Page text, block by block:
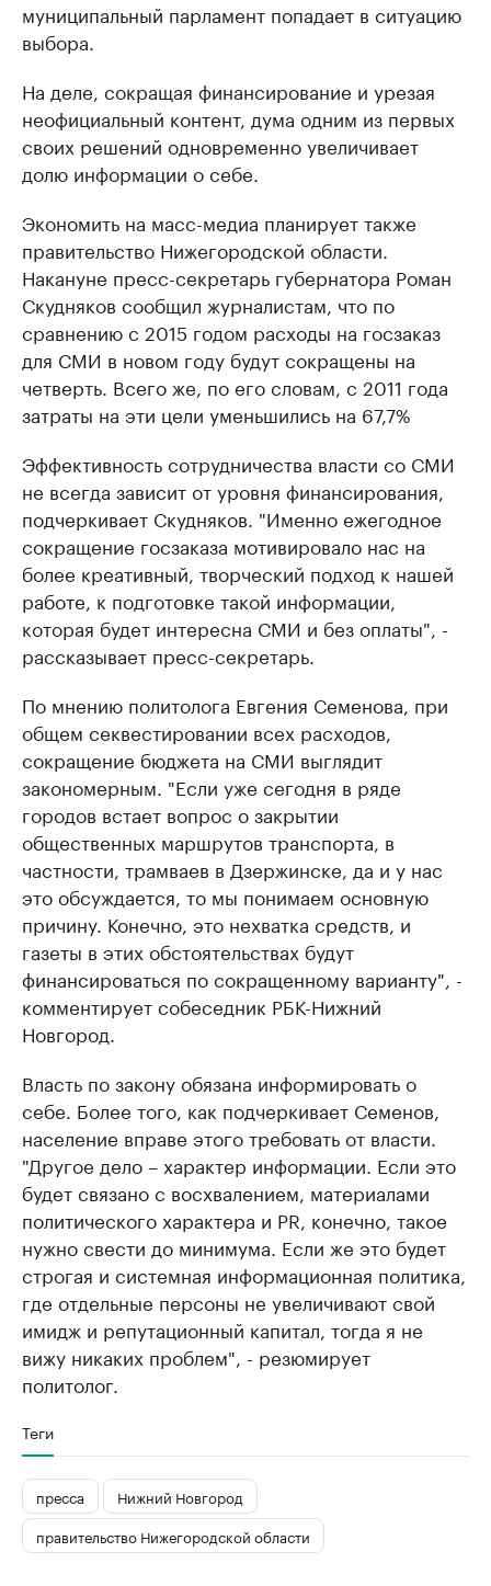
муниципальный парламент попадает в ситуацию
выбора.
На деле, сокращая финансирование и урезая
неофициальный контент, дума одним из первых
своих решений одновременно увеличивает
долю информации о себе.
Экономить на масс-медиа планирует также
правительство Нижегородской области.
Накануне пресс-секретарь губернатора Роман
Скудняков сообщил журналистам, что по
сравнению с 2015 годом расходы на госзаказ
для СМИ в новом году будут сокращены на
четверть. Всего же, по его словам, с 2011 года
затраты на эти цели уменьшились на 67,7%
Эффективность сотрудничества власти со СМИ
не всегда зависит от уровня финансирования,
подчеркивает Скудняков. "Именно ежегодное
сокращение госзаказа мотивировало нас на
более креативный, творческий подход к нашей
работе, к подготовке такой информации,
которая будет интересна СМИ и без оплаты", -
рассказывает пресс-секретарь.
По мнению политолога Евгения Семенова, при
общем секвестировании всех расходов,
сокращение бюджета на СМИ выглядит
закономерным. "Если уже сегодня в ряде
городов встает вопрос о закрытии
общественных маршрутов транспорта, в
частности, трамваев в Дзержинске, да и у нас
это обсуждается, то мы понимаем основную
причину. Конечно, это нехватка средств, и
газеты в этих обстоятельствах будут
финансироваться по сокращенному варианту", -
комментирует собеседник РБК-Нижний
Новгород.
Власть по закону обязана информировать о
себе. Более того, как подчеркивает Семенов,
население вправе этого требовать от власти.
"Другое дело – характер информации. Если это
будет связано с восхвалением, материалами
политического характера и PR, конечно, такое
нужно свести до минимума. Если же это будет
строгая и системная информационная политика,
где отдельные персоны не увеличивают свой
имидж и репутационный капитал, тогда я не
вижу никаких проблем", - резюмирует
политолог.
Теги
пресса
Нижний Новгород
правительство Нижегородской области